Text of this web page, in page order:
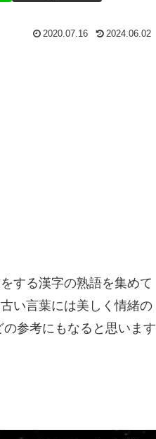
2020.07.16 2024.06.02
する漢字の熟語を集めて
い言葉には美しく情緒の
参考にもなると思います